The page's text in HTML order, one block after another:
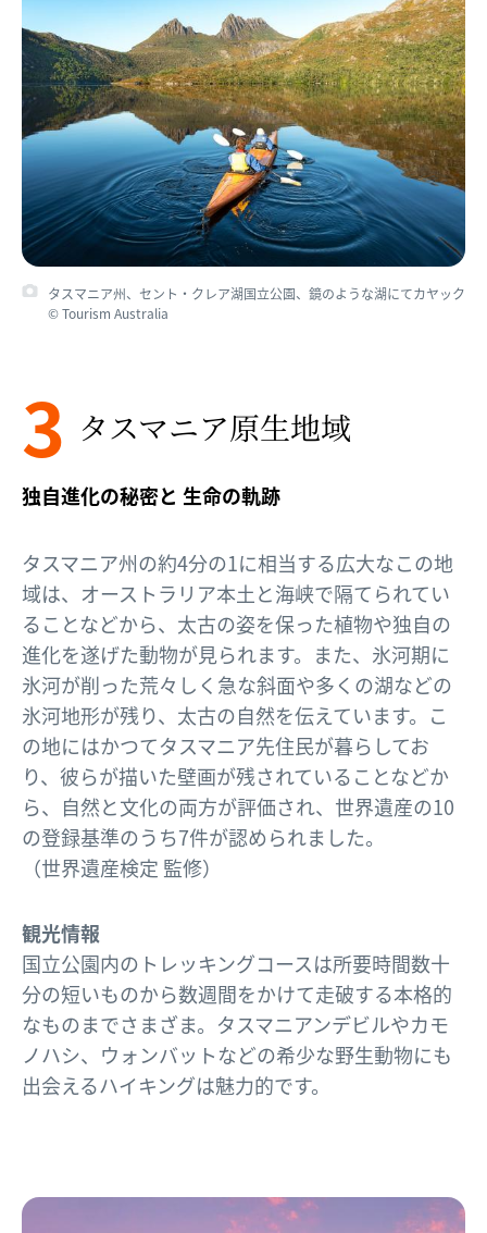
タスマニア州、セント・クレア湖国立公園、鏡のような湖にてカヤック
© Tourism Australia
3 タスマニア原生地域
独自進化の秘密と 生命の軌跡
タスマニア州の約4分の1に相当する広大なこの地
域は、オーストラリア本土と海峡で隔てられてい
ることなどから、太古の姿を保った植物や独自の
進化を遂げた動物が見られます。また、氷河期に
氷河が削った荒々しく急な斜面や多くの湖などの
氷河地形が残り、太古の自然を伝えています。こ
の地にはかつてタスマニア先住民が暮らしてお
り、彼らが描いた壁画が残されていることなどか
ら、自然と文化の両方が評価され、世界遺産の10
の登録基準のうち7件が認められました。
（世界遺産検定 監修）
観光情報
国立公園内のトレッキングコースは所要時間数十
分の短いものから数週間をかけて走破する本格的
なものまでさまざま。タスマニアンデビルやカモ
ノハシ、ウォンバットなどの希少な野生動物にも
出会えるハイキングは魅力的です。